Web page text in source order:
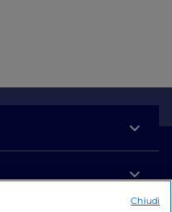
Chiudi